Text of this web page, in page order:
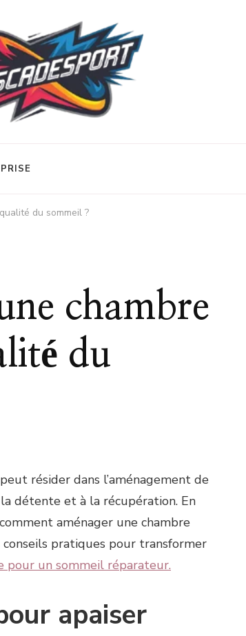
du sommeil ?
chambre
du
résider dans l’aménagement de
détente et à la récupération. En
aménager une chambre
pratiques pour transformer
pour un sommeil réparateur.
apaiser